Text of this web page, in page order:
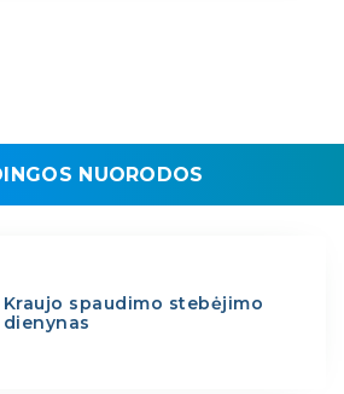
NUORODOS
Kraujo spaudimo stebėjimo
dienynas